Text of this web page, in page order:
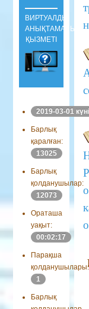
ВИРТУАЛДЫ
АНЫҚТАМАЛЫҚ
ҚЫЗМЕТІ
2019-03-01
Барлық
қаралған:
13025
Барлық
қолданушылар:
12073
Ораташа
уақыт:
00:02:17
Парақша
қолданушылары:
1
Барлық